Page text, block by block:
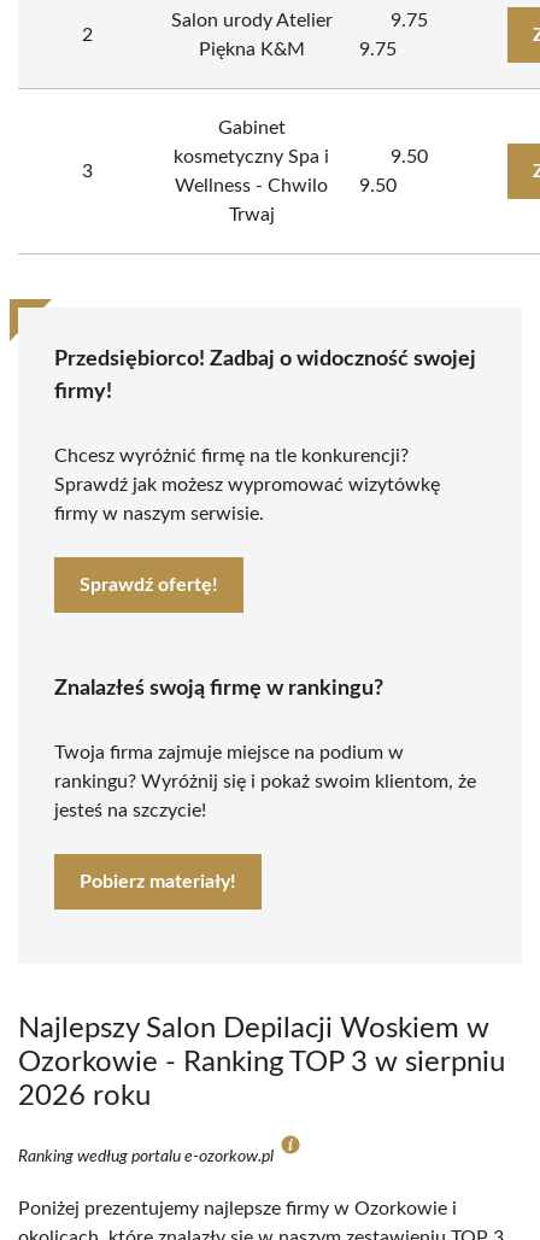
2
Salon urody Atelier
Piękna K&M
9.75
9.75
3
Gabinet
kosmetyczny Spa i
Wellness - Chwilo
Trwaj
9.50
9.50
Przedsiębiorco! Zadbaj o widoczność swojej
firmy!
Chcesz wyróżnić firmę na tle konkurencji?
Sprawdź jak możesz wypromować wizytówkę
firmy w naszym serwisie.
Sprawdź ofertę!
Znalazłeś swoją firmę w rankingu?
Twoja firma zajmuje miejsce na podium w
rankingu? Wyróżnij się i pokaż swoim klientom, że
jesteś na szczycie!
Pobierz materiały!
Najlepszy Salon Depilacji Woskiem w
Ozorkowie - Ranking TOP 3 w sierpniu
2026 roku
Ranking według portalu e-ozorkow.pl
Poniżej prezentujemy najlepsze firmy w Ozorkowie i